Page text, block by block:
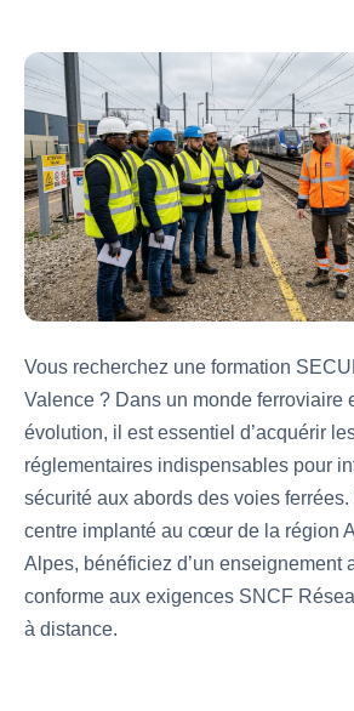
Vous recherchez une formation
Valence ? Dans un monde ferroviaire
évolution, il est essentiel d’acquérir
réglementaires indispensables pour
sécurité aux abords des voies ferrées.
centre implanté au cœur de la région
Alpes, bénéficiez d’un enseignement
conforme aux exigences SNCF
à distance.